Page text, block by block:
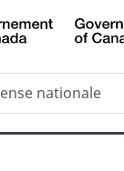
Passer
au
Passer
à
Au
du
Passer
à
version